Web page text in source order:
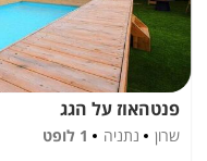
אבזור בחדרים
מיטה זוגית
פנטהאוז על הגג
שרון נתניה
1 לופט